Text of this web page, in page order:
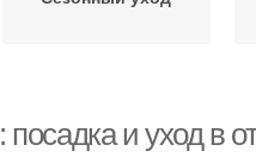
и уход в